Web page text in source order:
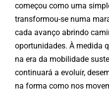
começou como uma
transformou-se numa
cada avanço abrindo
oportunidades. À medida
na era da mobilidade
continuará a evoluir,
na forma como nos